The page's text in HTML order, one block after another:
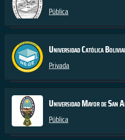
Pública
Universidad Católica
Privada
Universidad Mayor de San
Pública